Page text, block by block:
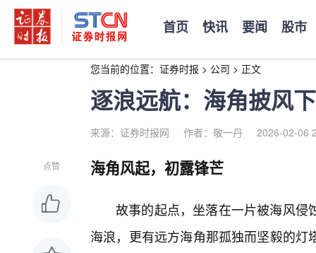
首页 快讯 要闻 股市
您当前的位置： 证券时报 > 公司 > 正文
逐浪远航：海角披风
来源：证券时报网 作者：敬一丹 2026-02-06
点赞 海角风起，初露锋芒
故事的起点，坐落在一片被海风
海浪，更有远方海角那孤独而坚毅的